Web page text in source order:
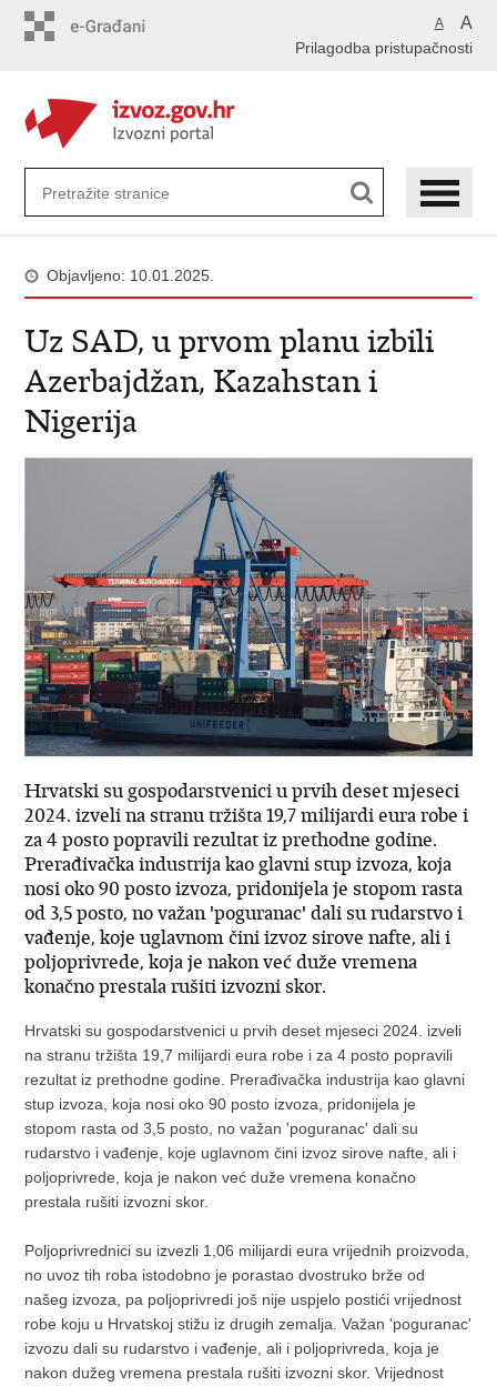
A A
Prilagodba pristupačnosti
Objavljeno: 10.01.2025.
Uz SAD, u prvom planu izbili
Azerbajdžan, Kazahstan i
Nigerija
Hrvatski su gospodarstvenici u prvih deset mjeseci
2024. izveli na stranu tržišta 19,7 milijardi eura robe i
za 4 posto popravili rezultat iz prethodne godine.
Prerađivačka industrija kao glavni stup izvoza, koja
nosi oko 90 posto izvoza, pridonijela je stopom rasta
od 3,5 posto, no važan 'poguranac' dali su rudarstvo i
vađenje, koje uglavnom čini izvoz sirove nafte, ali i
poljoprivrede, koja je nakon već duže vremena
konačno prestala rušiti izvozni skor.
Hrvatski su gospodarstvenici u prvih deset mjeseci 2024. izveli
na stranu tržišta 19,7 milijardi eura robe i za 4 posto popravili
rezultat iz prethodne godine. Prerađivačka industrija kao glavni
stup izvoza, koja nosi oko 90 posto izvoza, pridonijela je
stopom rasta od 3,5 posto, no važan 'poguranac' dali su
rudarstvo i vađenje, koje uglavnom čini izvoz sirove nafte, ali i
poljoprivrede, koja je nakon već duže vremena konačno
prestala rušiti izvozni skor.
Poljoprivrednici su izvezli 1,06 milijardi eura vrijednih proizvoda,
no uvoz tih roba istodobno je porastao dvostruko brže od
našeg izvoza, pa poljoprivredi još nije uspjelo postići vrijednost
robe koju u Hrvatskoj stižu iz drugih zemalja. Važan 'poguranac'
izvozu dali su rudarstvo i vađenje, ali i poljoprivreda, koja je
nakon dužeg vremena prestala rušiti izvozni skor. Vrijednost